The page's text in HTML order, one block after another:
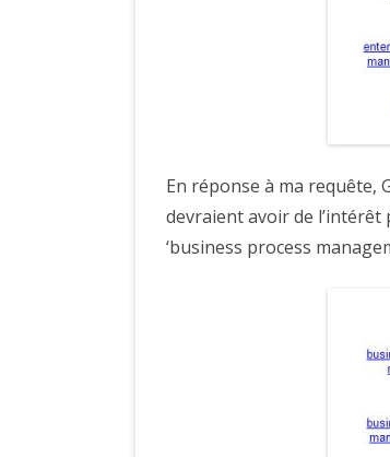
En réponse à ma requête,
devraient avoir de l’intérêt
‘business process